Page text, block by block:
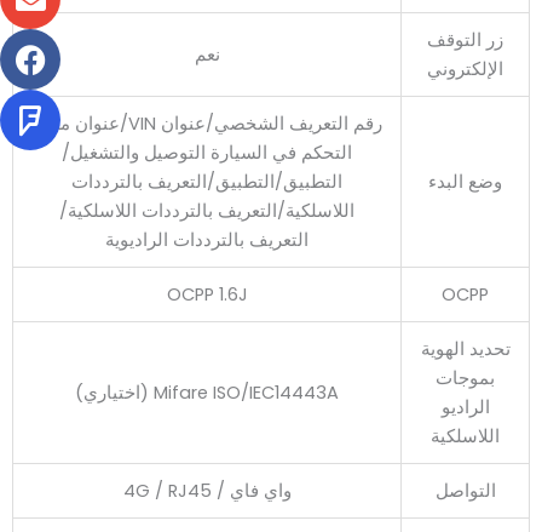
زر التوقف
الإلكتروني
نعم
وضع البدء
رقم التعريف الشخصي/عنوان VIN/عنوان مركز
التحكم في السيارة التوصيل والتشغيل/
التطبيق/التطبيق/التعريف بالترددات
اللاسلكية/التعريف بالترددات اللاسلكية/
التعريف بالترددات الراديوية
OCPP
OCPP 1.6J
تحديد الهوية
بموجات
الراديو
اللاسلكية
Mifare ISO/IEC14443A (اختياري)
التواصل واي فاي / 4G / RJ45